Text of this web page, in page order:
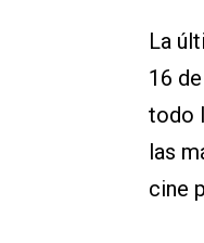
La
16
todo
las
cine